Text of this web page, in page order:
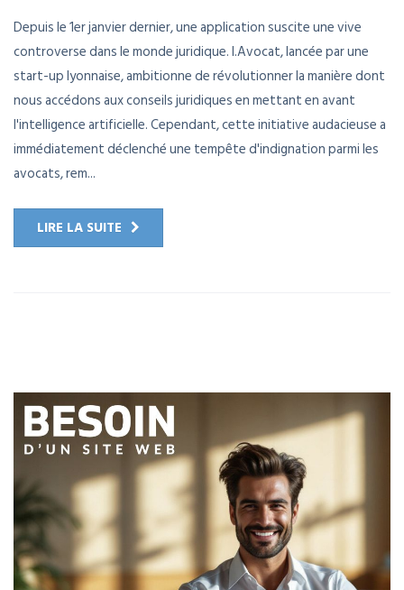
Depuis le 1er janvier dernier, une application suscite une vive
controverse dans le monde juridique. I.Avocat, lancée par une
start-up lyonnaise, ambitionne de révolutionner la manière dont
nous accédons aux conseils juridiques en mettant en avant
l'intelligence artificielle. Cependant, cette initiative audacieuse a
immédiatement déclenché une tempête d'indignation parmi les
avocats, rem...
LIRE LA SUITE